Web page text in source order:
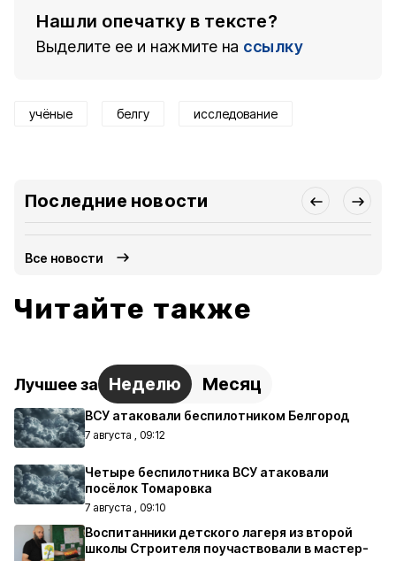
Нашли опечатку в тексте?
Выделите ее и нажмите на ссылку
учёные белгу исследование
Последние новости
Все новости
Читайте также
Лучшее за Неделю Месяц
ВСУ атаковали беспилотником Белгород
7 августа , 09:12
Четыре беспилотника ВСУ атаковали
посёлок Томаровка
7 августа , 09:10
Воспитанники детского лагеря из второй
школы Строителя поучаствовали в мастер-